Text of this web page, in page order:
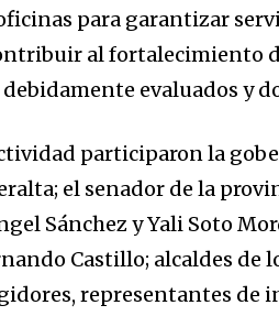
para garantizar
al fortalecimiento
evaluados y
participaron la
el senador de la
Sánchez y Yali Soto
Castillo; alcaldes
representantes de